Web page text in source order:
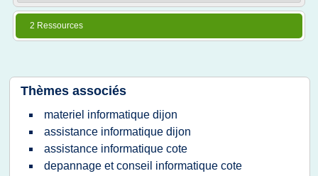
2 Ressources
Thèmes associés
materiel informatique dijon
assistance informatique dijon
assistance informatique cote
depannage et conseil informatique cote